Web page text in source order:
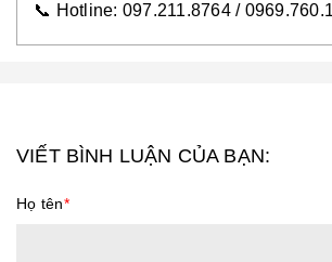
📞 Hotline: 097.211.8764 /
VIẾT BÌNH LUẬN CỦA BẠN:
Họ tên*